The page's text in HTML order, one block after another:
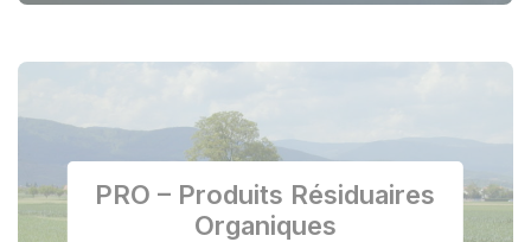
PRO – Produits Résiduaires
Organiques